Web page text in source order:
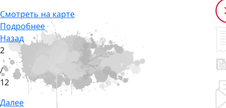
Смотреть на карте
Подробнее
Назад
2
/
12
Далее